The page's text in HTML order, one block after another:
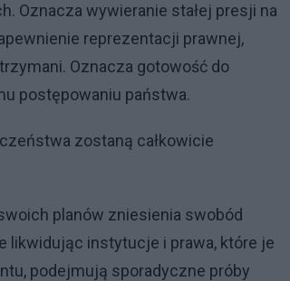
Oznacza wywieranie stałej presji na
reprezentacji prawnej,
Oznacza gotowość do
postępowaniu państwa.
zostaną całkowicie
planów zniesienia swobód
likwidując instytucje i prawa, które je
podejmują sporadyczne próby